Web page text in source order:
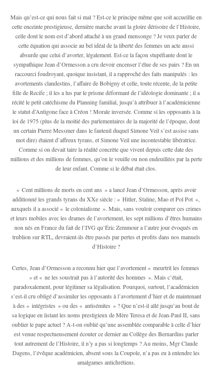
Mais qu’est-ce qui nous fait si mal ? Est-ce le principe même que soit accueillie en
cette enceinte prestigieuse, dernière marche avant la gloire dérisoire de l’Histoire,
celle dont le nom est d’abord attaché à un grand mensonge ? Je veux parler de
cette équation qui associe au bel idéal de la liberté des femmes un acte aussi
absurde que celui d’avorter, légalement. Est-ce la façon stupéfiante dont le
sympathique Jean d’Ormesson a cru devoir encenser l’élue de ses pairs ? En un
raccourci foudroyant, quoique insistant, il a rapproché des faits manipulés : les
avortements clandestins, l’affaire de Bobigny et celle, toute récente, de la petite
fille de Recife ; il les a lus par le prisme déformant de l’idéologie dominante ; il a
récité le petit catéchisme du Planning familial, jusqu’à attribuer à l’académicienne
le statut d’Antigone face à Créon ! Morale inversée. Comme si les opposants à la
loi de 1975 (plus de la moitié des parlementaires de la majorité de l’époque, dont
un certain Pierre Messmer dans le fauteuil duquel Simone Veil s’est assise sans
mot dire) étaient d’affreux tyrans, et Simone Veil une incontestable libératrice.
Comme si on devait taire la réalité concrète que vivent depuis cette date des
millions et des millions de femmes, qu’on le veuille ou non endeuillées par la perte
de leur enfant. Comme si le débat était clos.
« Cent millions de morts en cent ans » a lancé Jean d’Ormesson, après avoir
additionné les grands tyrans du XXe siècle : « Hitler, Staline, Mao et Pol Pot »,
auxquels il a associé « le colonialisme ». Mais, sans vouloir comparer ces crimes
et leurs mobiles avec les drames de l’avortement, les sept millions d’êtres humains
non nés en France du fait de l’IVG qu’Éric Zemmour a l’autre jour évoqués en
trublion sur RTL, devraient-ils être passés par pertes et profits dans nos manuels
d’Histoire ?
Certes, Jean d’Ormesson a reconnu hier que l’avortement « meurtrit les femmes
» et « ne les soustrait pas à l’autorité des hommes ». Mais c’était,
paradoxalement, pour légitimer sa légalisation. Pourquoi, surtout, l’académicien
s’est-il cru obligé d’assimiler les opposants à l’avortement d’hier et de maintenant
à des « intégristes » ou des « antisémites » ? Que n’est-il allé jusqu’au bout de
sa logique en listant les noms prestigieux de Mère Teresa et de Jean-Paul II, sans
oublier le pape actuel ? A-t-on oublié qu’une assemblée comparable à celle d’hier
est venue respectueusement écouter ce dernier au Collège des Bernardins parler
tout autrement de l’Histoire, il n’y a pas si longtemps ? Au moins, Mgr Claude
Dagens, l’évêque académicien, absent sous la Coupole, n’a pas eu à entendre les
amalgames antichrétiens.